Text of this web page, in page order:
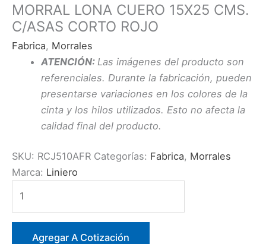
MORRAL LONA CUERO 15X25 CMS.
C/ASAS CORTO ROJO
Fabrica, Morrales
ATENCIÓN: Las imágenes del producto son
referenciales. Durante la fabricación, pueden
presentarse variaciones en los colores de la
cinta y los hilos utilizados. Esto no afecta la
calidad final del producto.
SKU: RCJ510AFR Categorías: Fabrica, Morrales
Marca: Liniero
CUERO
15X25Agregar A Cotización